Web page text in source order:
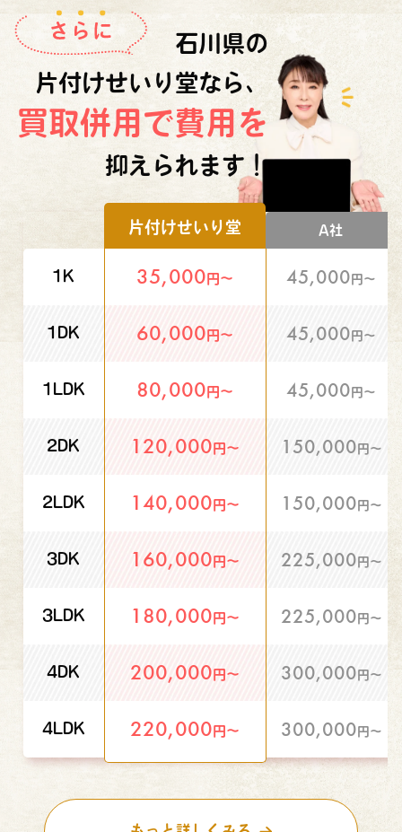
石川県の
片付けせいり堂なら、
買取併用で費用を
抑えられます！
片付けせいり堂 A社
1K 35,000 円〜 45,000 円〜
1DK 60,000 円〜 45,000 円〜
1LDK 80,000 円〜 45,000 円〜
2DK 120,000 円〜 150,000 円〜
2LDK 140,000 円〜 150,000 円〜
3DK 160,000 円〜 225,000 円〜
3LDK 180,000 円〜 225,000 円〜
4DK 200,000 円〜 300,000 円〜
4LDK 220,000 円〜 300,000 円〜